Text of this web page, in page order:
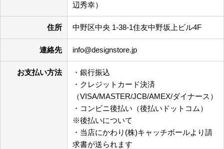
辺秀幸）
住所 中野区中央 1-38-1住友中野坂上ビル4F
連絡先 info@designstore.jp
お支払い方法
・銀行振込
・クレジットカード決済
（VISA/MASTER/JCB/AMEX/ダイナース）
・コンビニ後払い（後払いドットコム）
※後払いについて
・当店にかわり(株)キャッチボールより請
求書が送られます